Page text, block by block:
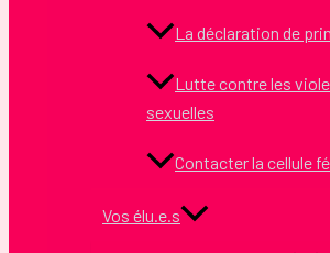
La déclaration de
Lutte contre les
sexuelles
Contacter la cellule
Vos élu.e.s